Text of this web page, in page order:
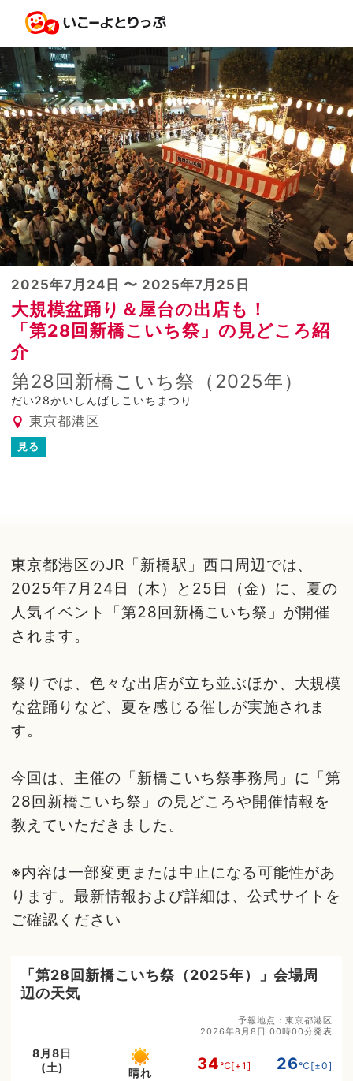
2025年7月24日 〜 2025年7月25日
大規模盆踊り＆屋台の出店も！
「第28回新橋こいち祭」の見どころ紹
介
第28回新橋こいち祭（2025年）
だい28かいしんばしこいちまつり
東京都港区
見る
東京都港区のJR「新橋駅」西口周辺では、
2025年7月24日（木）と25日（金）に、夏の
人気イベント「第28回新橋こいち祭」が開催
されます。
祭りでは、色々な出店が立ち並ぶほか、大規模
な盆踊りなど、夏を感じる催しが実施されま
す。
今回は、主催の「新橋こいち祭事務局」に「第
28回新橋こいち祭」の見どころや開催情報を
教えていただきました。
※内容は一部変更または中止になる可能性があ
ります。最新情報および詳細は、公式サイトを
ご確認ください
「第28回新橋こいち祭（2025年）」会場周
辺の天気
予報地点：東京都港区
2026年8月8日 00時00分発表
8月8日
(土)
晴れ 34℃[+1] 26℃[±0]